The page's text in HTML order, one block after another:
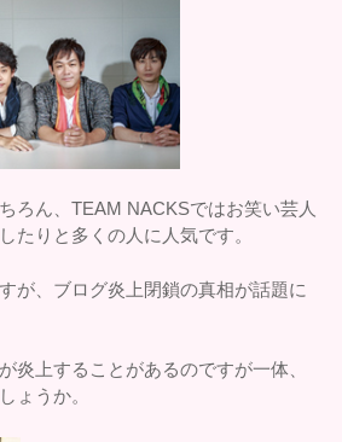
ろん、TEAM NACKSではお笑い芸人
たりと多くの人に人気です。
が、ブログ炎上閉鎖の真相が話題に
炎上することがあるのですが一体、
ょうか。